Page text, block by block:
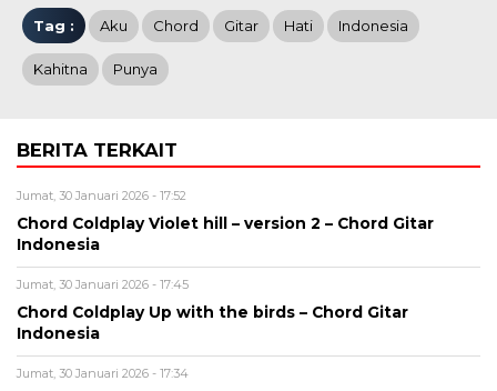
Tag : Aku Chord Gitar Hati Indonesia
Kahitna Punya
BERITA TERKAIT
Jumat, 30 Januari 2026 - 17:52
Chord Coldplay Violet hill – version 2 – Chord Gitar
Indonesia
Jumat, 30 Januari 2026 - 17:45
Chord Coldplay Up with the birds – Chord Gitar
Indonesia
Jumat, 30 Januari 2026 - 17:34